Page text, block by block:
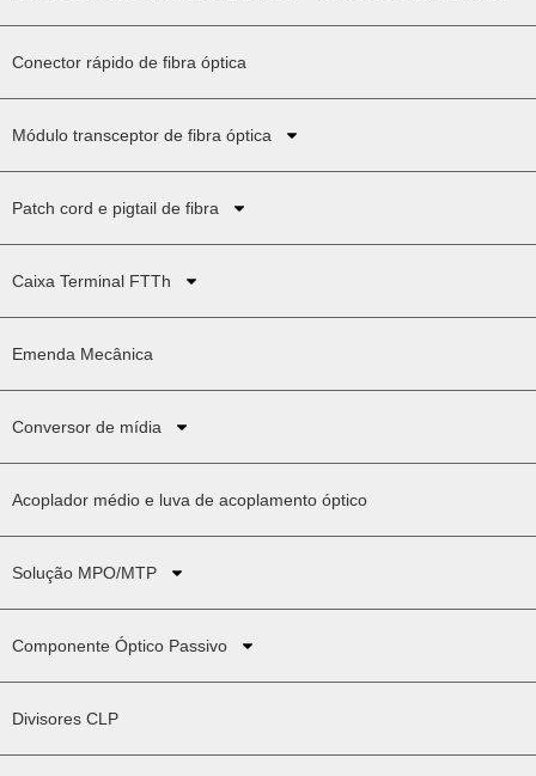
Conector rápido de fibra óptica
Módulo transceptor de fibra óptica
Patch cord e pigtail de fibra
Caixa Terminal FTTh
Emenda Mecânica
Conversor de mídia
Acoplador médio e luva de acoplamento óptico
Solução MPO/MTP
Componente Óptico Passivo
Divisores CLP